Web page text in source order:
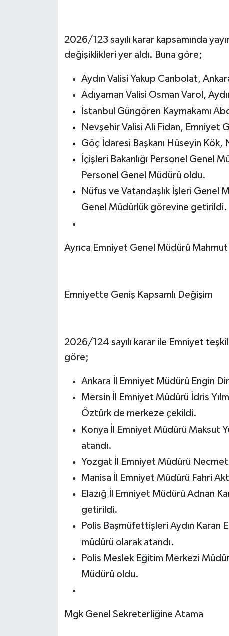
2026/123 sayılı karar kapsamında
değişiklikleri yer aldı. Buna göre;
Aydın Valisi Yakup Canbolat,
Adıyaman Valisi Osman Varol,
İstanbul Güngören Kaymakamı
Nevşehir Valisi Ali Fidan, Emniyet
Göç İdaresi Başkanı Hüseyin Kök,
İçişleri Bakanlığı Personel Genel
Personel Genel Müdürü oldu.
Nüfus ve Vatandaşlık İşleri Genel
Genel Müdürlük görevine getirildi.
Ayrıca Emniyet Genel Müdürü Mahmut
Emniyette Geniş Kapsamlı Değişim
2026/124 sayılı karar ile Emniyet
göre;
Ankara İl Emniyet Müdürü Engin
Mersin İl Emniyet Müdürü İdris
Öztürk de merkeze çekildi.
Konya İl Emniyet Müdürü Maksut
atandı.
Yozgat İl Emniyet Müdürü
Manisa İl Emniyet Müdürü Fahri
Elazığ İl Emniyet Müdürü Adnan
getirildi.
Polis Başmüfettişleri Aydın Karan
müdürü olarak atandı.
Polis Meslek Eğitim Merkezi
Müdürü oldu.
Mgk Genel Sekreterliğine Atama